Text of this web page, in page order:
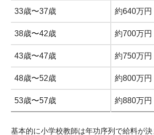
33歳〜37歳 約640万円
38歳〜42歳 約700万円
43歳〜47歳 約750万円
48歳〜52歳 約800万円
53歳〜57歳 約880万円
基本的に小学校教師は年功序列で給料が